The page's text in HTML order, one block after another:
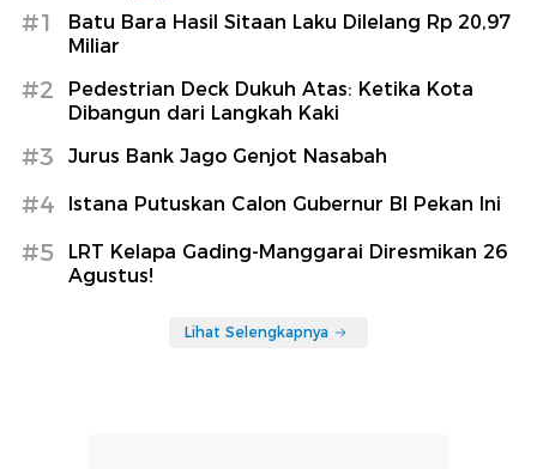
#1
Batu Bara Hasil Sitaan Laku Dilelang Rp 20,97
Miliar
#2
Pedestrian Deck Dukuh Atas: Ketika Kota
Dibangun dari Langkah Kaki
#3 Jurus Bank Jago Genjot Nasabah
#4 Istana Putuskan Calon Gubernur BI Pekan Ini
#5
LRT Kelapa Gading-Manggarai Diresmikan 26
Agustus!
Lihat Selengkapnya